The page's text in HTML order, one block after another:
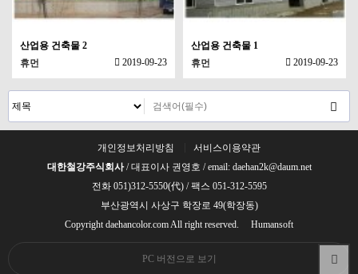
산업용 건축물 2
휴먼
2019-09-23
산업용 건축물 1
휴먼
2019-09-23
개인정보처리방침
서비스이용약관
대한철강주식회사/ 대표이사 권영호 / email: daehan2k@daum.net
전화 051)312-5550(代) / 팩스 051-312-5595
부산광역시 사상구 학장로 49(학장동)
Copyright daehancolor.com All right reserved. Humansoft
PC 버전으로 보기